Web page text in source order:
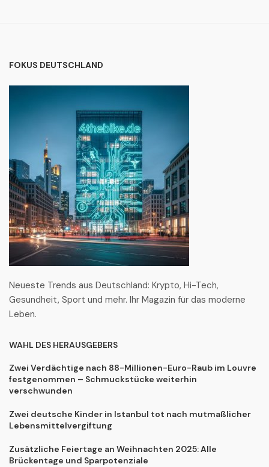
FOKUS DEUTSCHLAND
Neueste Trends aus Deutschland: Krypto, Hi-Tech,
Gesundheit, Sport und mehr. Ihr Magazin für das moderne
Leben.
WAHL DES HERAUSGEBERS
Zwei Verdächtige nach 88-Millionen-Euro-Raub im Louvre
festgenommen – Schmuckstücke weiterhin
verschwunden
Zwei deutsche Kinder in Istanbul tot nach mutmaßlicher
Lebensmittelvergiftung
Zusätzliche Feiertage an Weihnachten 2025: Alle
Brückentage und Sparpotenziale